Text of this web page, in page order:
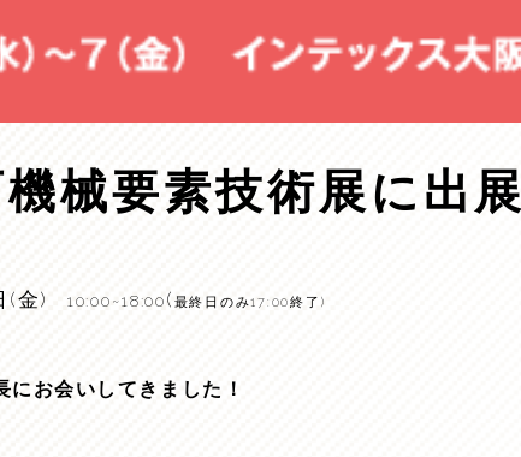
械要素技術展に出展
(金) 10:00~18:00( 最終日のみ17:00終了 )
お会いしてきました！